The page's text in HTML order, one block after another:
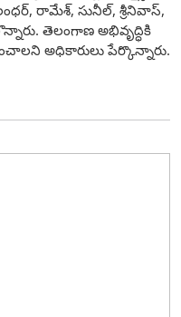
రామేశ్, సునీల్, శ్రీనివాస్,
తెలంగాణ అభివృద్ధికి
అధికారులు పేర్కొన్నారు.